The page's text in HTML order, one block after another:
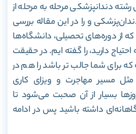
دندانپزشکی مرحله‌ به‌ مرحله از
و را در این مقاله بررسی
که از دوره‌های تحصیلی، دانشگاه‌ها
دارید، را گفته ایم. در حقیقت
برای شما جالب تر باشد را هم در
مثل مسیر مهاجرت و ویزای کاری
بسیار از آن صحبت می‌شود تا
داشته باشید پس در ادامه